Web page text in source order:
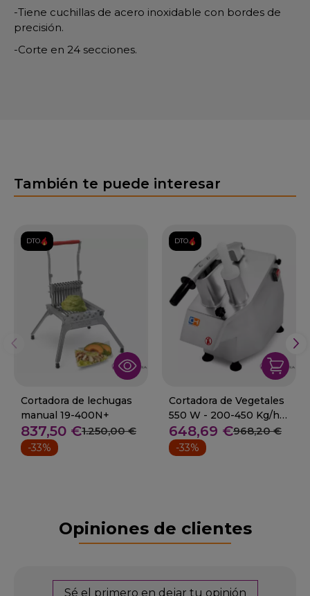
-Tiene cuchillas de acero inoxidable con bordes de
precisión.
-Corte en 24 secciones.
También te puede interesar
DTO.
Cortadora de lechugas
manual 19-400N+
837,50 €1.250,00 €
-33%
DTO.
Cortadora de Vegetales
550 W - 200-450 Kg/h
47-VC-300
648,69 €968,20 €
-33%
Opiniones de clientes
Sé el primero en dejar tu opinión